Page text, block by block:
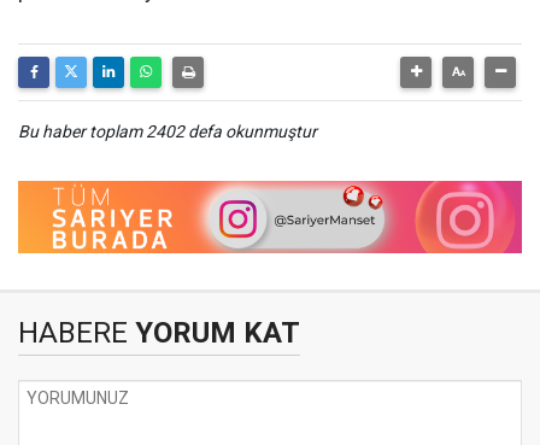
Bu haber toplam 2402 defa okunmuştur
HABERE YORUM KAT